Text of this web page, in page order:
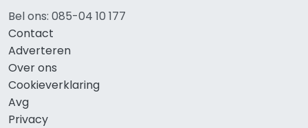
Bel ons: 085-04 10 177
Contact
Adverteren
Over ons
Cookieverklaring
Avg
Privacy